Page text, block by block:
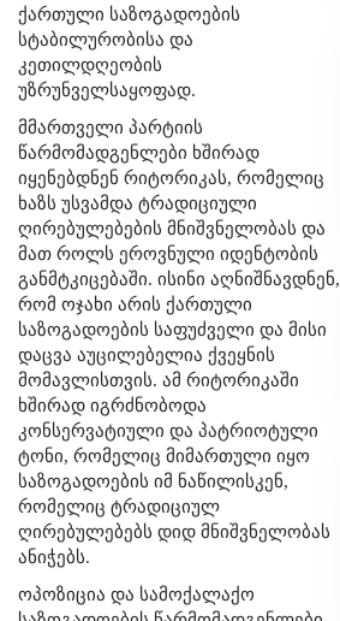
ქართული საზოგადოების
სტაბილურობისა და
კეთილდღეობის
უზრუნველსაყოფად.
მმართველი პარტიის
წარმომადგენლები ხშირად
იყენებდნენ რიტორიკას, რომელიც
ხაზს უსვამდა ტრადიციული
ღირებულებების მნიშვნელობას და
მათ როლს ეროვნული იდენტობის
განმტკიცებაში. ისინი აღნიშნავდნენ,
რომ ოჯახი არის ქართული
საზოგადოების საფუძველი და მისი
დაცვა აუცილებელია ქვეყნის
მომავლისთვის. ამ რიტორიკაში
ხშირად იგრძნობოდა
კონსერვატიული და პატრიოტული
ტონი, რომელიც მიმართული იყო
საზოგადოების იმ ნაწილისკენ,
რომელიც ტრადიციულ
ღირებულებებს დიდ მნიშვნელობას
ანიჭებს.
ოპოზიცია და სამოქალაქო